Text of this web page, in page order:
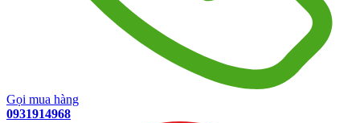
Gọi mua hàng
0931914968